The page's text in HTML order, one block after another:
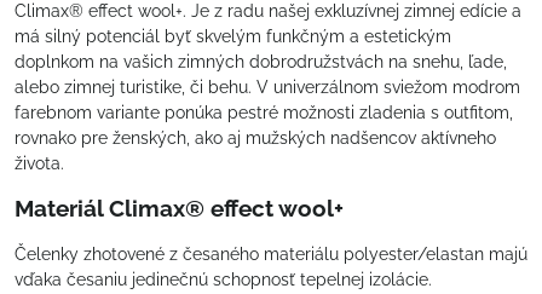
Climax® effect wool+. Je z radu našej exkluzívnej zimnej edície a
má silný potenciál byť skvelým funkčným a estetickým
doplnkom na vašich zimných dobrodružstvách na snehu, ľade,
alebo zimnej turistike, či behu. V univerzálnom sviežom modrom
farebnom variante ponúka pestré možnosti zladenia s outfitom,
rovnako pre ženských, ako aj mužských nadšencov aktívneho
života.
Materiál Climax® effect wool+
Čelenky zhotovené z česaného materiálu polyester/elastan majú
vďaka česaniu jedinečnú schopnosť tepelnej izolácie.